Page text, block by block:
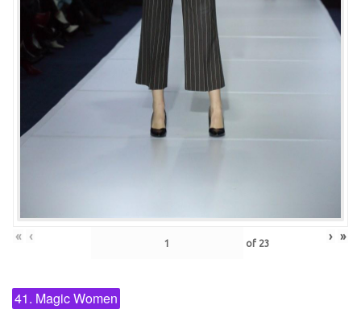
« ‹ of 23 › »
41. Magic Women